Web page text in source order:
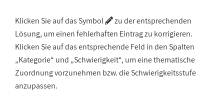
Klicken Sie auf das Symbol
zu der entsprechenden
Lösung, um einen fehlerhaften Eintrag zu korrigieren.
Klicken Sie auf das entsprechende Feld in den Spalten
„Kategorie“ und „Schwierigkeit“, um eine thematische
Zuordnung vorzunehmen bzw. die Schwierigkeitsstufe
anzupassen.